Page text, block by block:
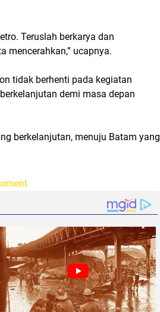
Teruslah berkarya dan
mencerahkan,” ucapnya.
tidak berhenti pada kegiatan
demi masa depan
berkelanjutan, menuju Batam yang